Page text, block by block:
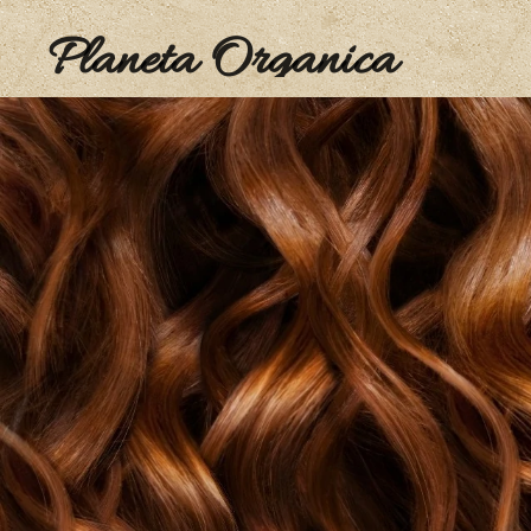
Planeta Organica